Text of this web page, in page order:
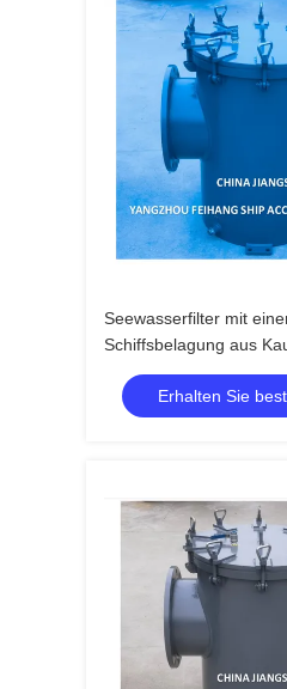
Seewasserfilter mit
Schiffsbelagung aus
CB/T497-2012
einer einzigen
Kautschuk
Erhalten Sie